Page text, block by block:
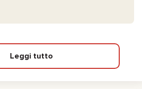
Leggi tutto